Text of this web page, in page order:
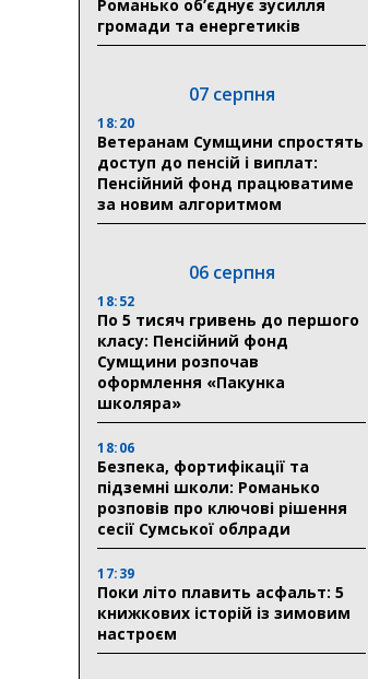
Романько об’єднує зусилля
громади та енергетиків
07 серпня
18:20
Ветеранам Сумщини спростять
доступ до пенсій і виплат:
Пенсійний фонд працюватиме
за новим алгоритмом
06 серпня
18:52
По 5 тисяч гривень до першого
класу: Пенсійний фонд
Сумщини розпочав
оформлення «Пакунка
школяра»
18:06
Безпека, фортифікації та
підземні школи: Романько
розповів про ключові рішення
сесії Сумської облради
17:39
Поки літо плавить асфальт: 5
книжкових історій із зимовим
настроєм